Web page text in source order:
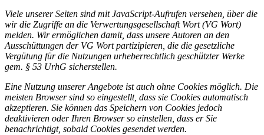
Viele unserer Seiten sind mit JavaScript-Aufrufen versehen, über die
wir die Zugriffe an die Verwertungsgesellschaft Wort (VG Wort)
melden. Wir ermöglichen damit, dass unsere Autoren an den
Ausschüttungen der VG Wort partizipieren, die die gesetzliche
Vergütung für die Nutzungen urheberrechtlich geschützter Werke
gem. § 53 UrhG sicherstellen.
Eine Nutzung unserer Angebote ist auch ohne Cookies möglich. Die
meisten Browser sind so eingestellt, dass sie Cookies automatisch
akzeptieren. Sie können das Speichern von Cookies jedoch
deaktivieren oder Ihren Browser so einstellen, dass er Sie
benachrichtigt, sobald Cookies gesendet werden.